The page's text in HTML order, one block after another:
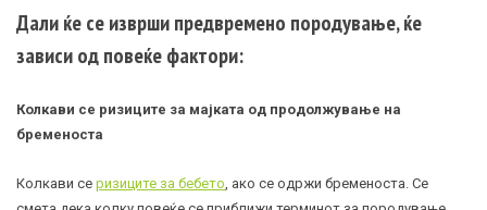
Дали ќе се изврши предвремено породување, ќе
зависи од повеќе фактори:
Колкави се ризиците за мајката од продолжување на
бременоста
Колкави се ризиците за бебето , ако се одржи бременоста. Се